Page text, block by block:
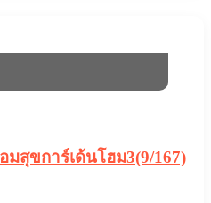
สุขการ์เด้นโฮม3(9/167)